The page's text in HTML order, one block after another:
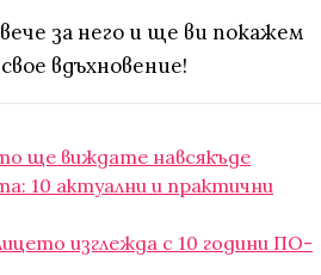
за него и ще ви покажем
вдъхновение!
ще виждате навсякъде
10 актуални и практични
изглежда с 10 години ПО-